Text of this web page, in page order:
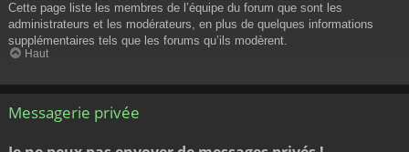
Cette page liste les membres de l’équipe du forum que sont les
administrateurs et les modérateurs, en plus de quelques informations
supplémentaires tels que les forums qu’ils modèrent.
Haut
Messagerie privée